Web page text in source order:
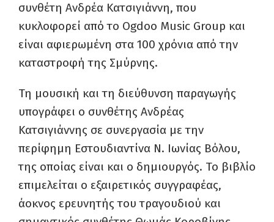
συνθέτη Ανδρέα Κατσιγιάννη, που
κυκλοφορεί από το Ogdoo Music Group και
είναι αφιερωμένη στα 100 χρόνια από την
καταστροφή της Σμύρνης.
Τη μουσική και τη διεύθυνση παραγωγής
υπογράφει ο συνθέτης Ανδρέας
Κατσιγιάννης σε συνεργασία με την
περίφημη Εστουδιαντίνα Ν. Ιωνίας Βόλου,
της οποίας είναι και ο δημιουργός. Το βιβλίο
επιμελείται ο εξαιρετικός συγγραφέας,
άοκνος ερευνητής του τραγουδιού και